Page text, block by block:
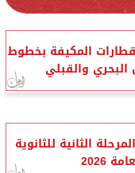
المكيفة بخطوط
البحري والقبلي
الثانية للثانوية
2026